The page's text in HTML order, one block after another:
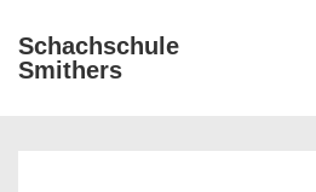
Zum
Inhalt
Schachschule
Smithers